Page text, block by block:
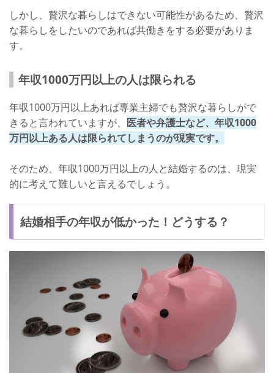
しかし、贅沢な暮らしはできない可能性があるため、贅沢
な暮らしをしたいのであれば共働きをする必要がありま
す。
年収1000万円以上の人は限られる
年収1000万円以上あれば専業主婦でも贅沢な暮らしがで
きると言われていますが、 医者や弁護士など、年収1000
万円以上ある人は限られてしまうのが現実です。
そのため、年収1000万円以上の人と結婚するのは、現実
的に考えて難しいと言えるでしょう。
結婚相手の年収が低かった！どうする？